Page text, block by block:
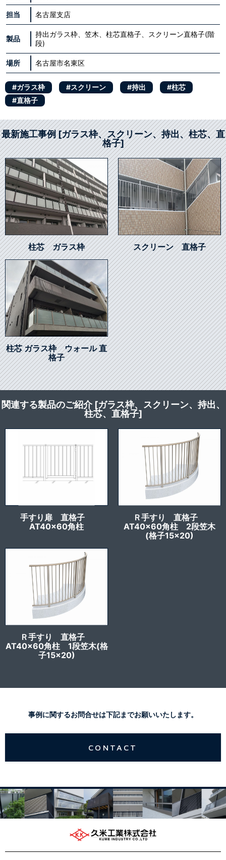
担当 名古屋支店
製品
持出ガラス枠、笠木、柱芯直格子、スクリーン直格子(階
段)
場所 名古屋市名東区
#ガラス枠 #スクリーン #持出
#柱芯
#直格子
最新施工事例 [ガラス枠、スクリーン、持出、柱芯、直
格子]
柱芯 ガラス枠 スクリーン 直格子
柱芯 ガラス枠 ウォール 直
格子
関連する製品のご紹介 [ガラス枠、スクリーン、持出、
柱芯、直格子]
手すり扉 直格子
AT40x60角柱
Ｒ手すり 直格子
AT40x60角柱 2段笠木
(格子15×20)
Ｒ手すり 直格子
AT40x60角柱 1段笠木(格
子15×20)
事例に関するお問合せは下記までお願いいたします。
CONTACT